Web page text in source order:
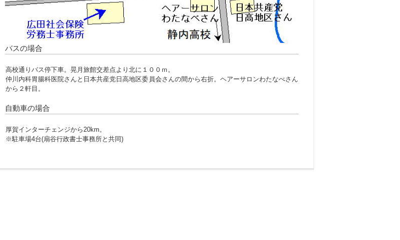
バスの場合
高校通りバス停下車。晃月旅館交差点より北に１００ｍ。
仲川内科胃腸科医院さんと日本共産党日高地区委員会さんの間から右折。ヘアーサロンわたなべさん
から２軒目。
自動車の場合
厚賀インターチェンジから20km。
※駐車場4台(扇谷行政書士事務所と共同)